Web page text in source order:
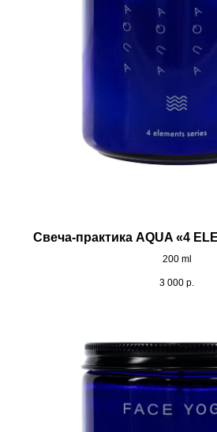
Свеча-практика AQUA «4
200 ml
3 000 р.